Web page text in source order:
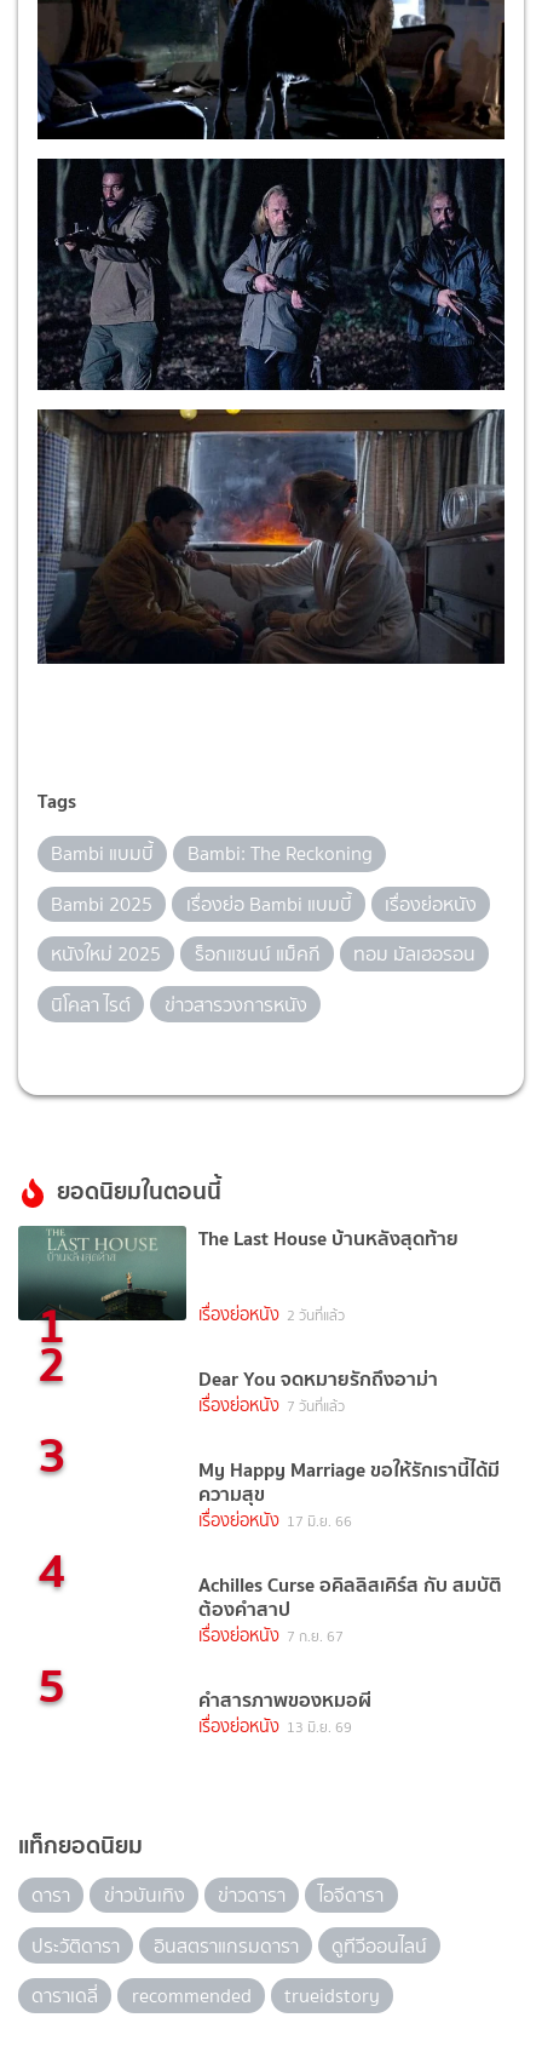
Tags
Bambi แบมบี้
Bambi: The Reckoning
Bambi 2025
เรื่องย่อ Bambi แบมบี้
เรื่องย่อหนัง
หนังใหม่ 2025
ร็อกแซนน์ แม็คกี
ทอม มัลเฮอรอน
นิโคลา ไรต์
ข่าวสารวงการหนัง
ยอดนิยมในตอนนี้
1
The Last House บ้านหลังสุดท้าย
เรื่องย่อหนัง 2 วันที่แล้ว
2 Dear You จดหมายรักถึงอาม่า
เรื่องย่อหนัง 7 วันที่แล้ว
3 My Happy Marriage ขอให้รักเรานี้ได้มี
ความสุข
เรื่องย่อหนัง 17 มิ.ย. 66
4 Achilles Curse อคิลลิสเคิร์ส กับ สมบัติ
ต้องคำสาป
เรื่องย่อหนัง 7 ก.ย. 67
5 คำสารภาพของหมอผี
เรื่องย่อหนัง 13 มิ.ย. 69
แท็กยอดนิยม
ดารา ข่าวบันเทิง ข่าวดารา
ไอจีดารา
ประวัติดารา
อินสตราแกรมดารา
ดูทีวีออนไลน์
ดาราเดลี่
recommended trueidstory